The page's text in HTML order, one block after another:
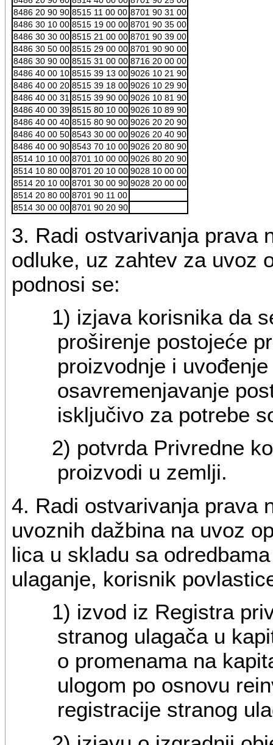
8486 20 90 90 8515 11 00 00 8701 90 31 00
8486 30 10 00 8515 19 00 00 8701 90 35 00
8486 30 30 00 8515 21 00 00 8701 90 39 00
8486 30 50 00 8515 29 00 00 8701 90 90 00
8486 30 90 00 8515 31 00 00 8716 20 00 00
8486 40 00 10 8515 39 13 00 9026 10 21 90
8486 40 00 20 8515 39 18 00 9026 10 29 90
8486 40 00 31 8515 39 90 00 9026 10 81 90
8486 40 00 39 8515 80 10 00 9026 10 89 90
8486 40 00 40 8515 80 90 00 9026 20 20 90
8486 40 00 50 8543 30 00 00 9026 20 40 90
8486 40 00 90 8543 70 10 00 9026 20 80 90
8514 10 10 00 8701 10 00 00 9026 80 20 90
8514 10 80 00 8701 20 10 00 9028 10 00 00
8514 20 10 00 8701 30 00 90 9028 20 00 00
8514 20 80 00 8701 90 11 00
8514 30 00 00 8701 90 20 90
3. Radi ostvarivanja prava
odluke, uz zahtev za uvoz
podnosi se:
1) izjava korisnika da
proširenje postojeće
proizvodnje i
osavremenjavanje
isključivo za potrebe
2) potvrda Privredne
proizvodi u zemlji.
4. Radi ostvarivanja prava
uvoznih dažbina na uvoz
lica u skladu sa
ulaganje, korisnik
1) izvod iz Registra
stranog ulagača u
o promenama na
ulogom po osnovu
registracije stranog